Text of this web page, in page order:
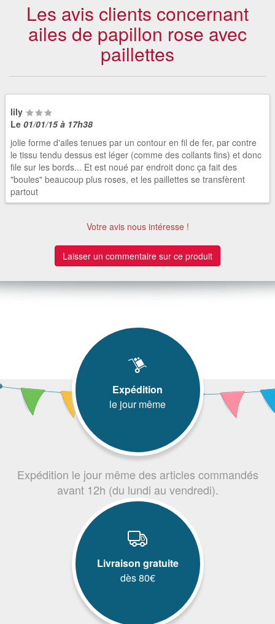
Les avis clients concernant
ailes de papillon rose avec
paillettes
lily
Le 01/01/15 à 17h38
jolie forme d'ailes tenues par un contour en fil de fer, par contre
le tissu tendu dessus est léger (comme des collants fins) et donc
file sur les bords... Et est noué par endroit donc ça fait des
"boules" beaucoup plus roses, et les paillettes se transfèrent
partout
Votre avis nous intéresse !
Laisser un commentaire sur ce produit
Expédition
le jour même
Expédition le jour même des articles commandés
avant 12h (du lundi au vendredi).
Livraison gratuite
dès 80€